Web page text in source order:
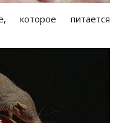
которое питается